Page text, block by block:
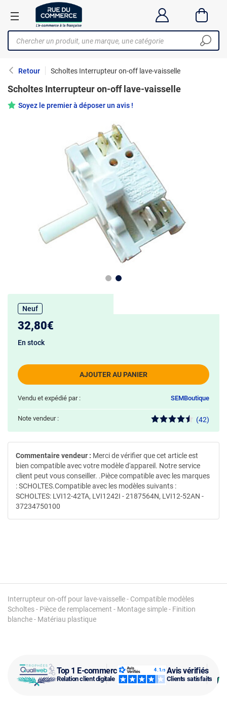
Retour Scholtes Interrupteur on-off lave-vaisselle
Top 1 E-commerce
Relation client digitale
Avis vérifiés
Clients satisfaits
Scholtes Interrupteur on-off lave-vaisselle
Soyez le premier à déposer un avis !
Interrupteur on-off pour lave-vaisselle - Compatible modèles
Scholtes - Pièce de remplacement - Montage simple - Finition
blanche - Matériau plastique
Neuf
32,80€
AJOUTER AU PANIER
En stock
Vendu et expédié par : SEMBoutique
Note vendeur : (42)
Commentaire vendeur : Merci de vérifier que cet article est
bien compatible avec votre modèle d'appareil. Notre service
client peut vous conseiller. .Pièce compatible avec les marques
: SCHOLTES.Compatible avec les modèles suivants :
SCHOLTES: LVI12-42TA, LVI1242I - 2187564N, LVI12-52AN -
37234750100